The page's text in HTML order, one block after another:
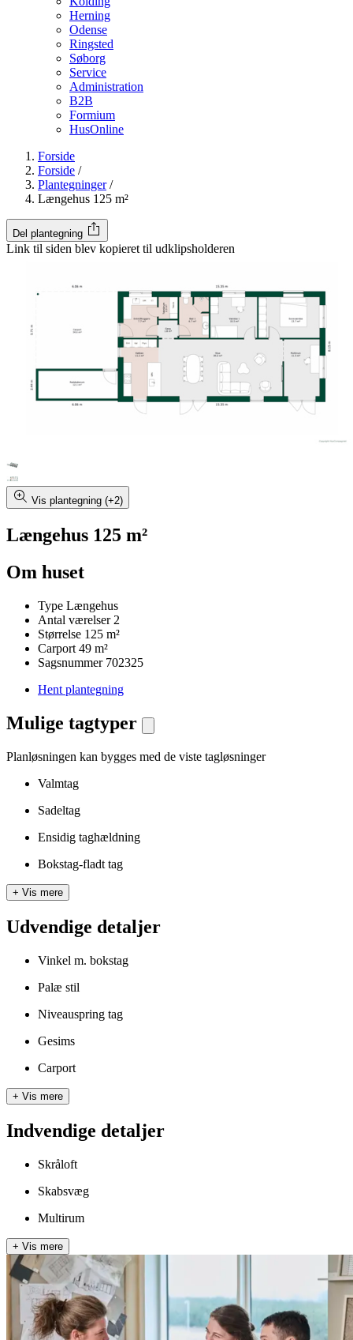
Herning
Odense
Ringsted
Søborg
Service
Administration
B2B
Formium
HusOnline
Forside
Forside /
Plantegninger /
Længehus 125 m²
Del plantegning
Link til siden blev kopieret til udklipsholderen
Vis plantegning (+2)
Længehus 125 m²
Om huset
Type Længehus
Antal værelser 2
Størrelse 125 m²
Carport 49 m²
Sagsnummer 702325
Hent plantegning
Mulige tagtyper
Planløsningen kan bygges med de viste tagløsninger
Valmtag
Sadeltag
Ensidig taghældning
Bokstag-fladt tag
+ Vis mere
Udvendige detaljer
Vinkel m. bokstag
Palæ stil
Niveauspring tag
Gesims
Carport
+ Vis mere
Indvendige detaljer
Skråloft
Skabsvæg
Multirum
+ Vis mere